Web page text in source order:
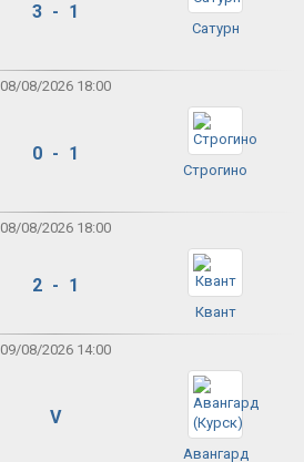
3 - 1
Сатурн
08/08/2026 18:00
0 - 1
Строгино
08/08/2026 18:00
2 - 1
Квант
09/08/2026 14:00
V
Авангард